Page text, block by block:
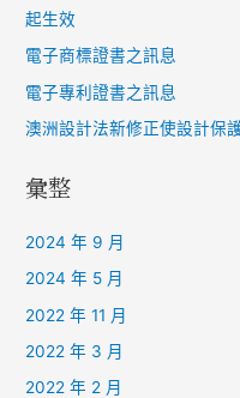
起生效
電子商標證書之訊息
電子專利證書之訊息
澳洲設計法新修正使設計保
彙整
2024 年 9 月
2024 年 5 月
2022 年 11 月
2022 年 3 月
2022 年 2 月